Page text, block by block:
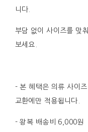
니다.
부담 없이 사이즈를 맞춰
보세요.
- 본 혜택은 의류 사이즈
교환에만 적용됩니다.
- 왕복 배송비 6,000원